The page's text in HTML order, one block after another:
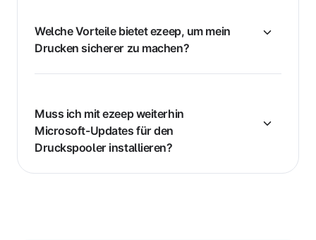
Welche Vorteile bietet ezeep, um mein
Drucken sicherer zu machen?
Muss ich mit ezeep weiterhin
Microsoft-Updates für den
Druckspooler installieren?